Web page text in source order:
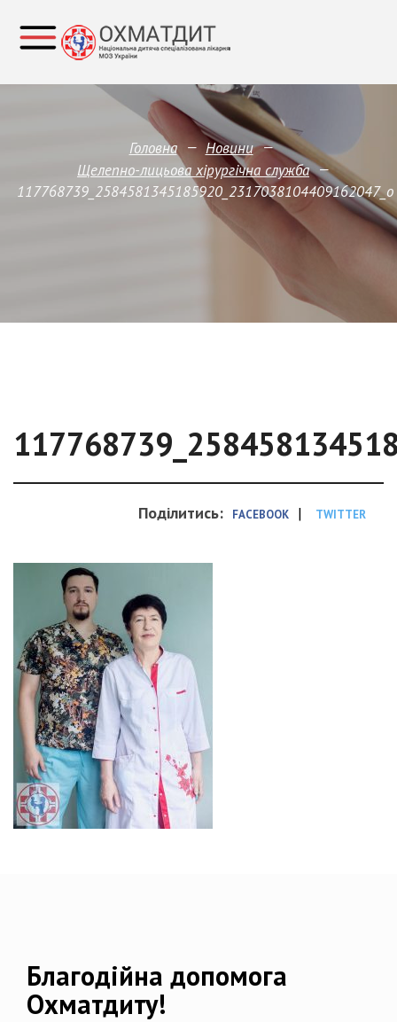
Головна — Новини —
Щелепно-лицьова хірургічна служба —
117768739_2584581345185920_2317038104409162047_o
Поділитись: FACEBOOK | TWITTER
Благодійна допомога
Охматдиту!